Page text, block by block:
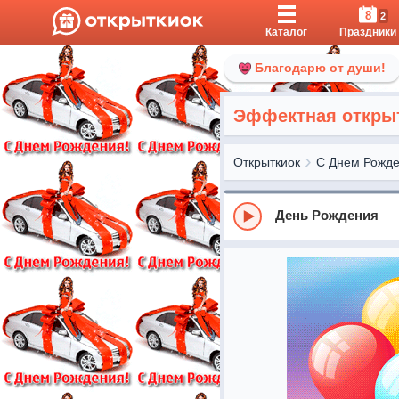
Каталог
8 2
Праздники
Благодарю от души!
Эффектная
Открыткиок С Днем
День Рождения